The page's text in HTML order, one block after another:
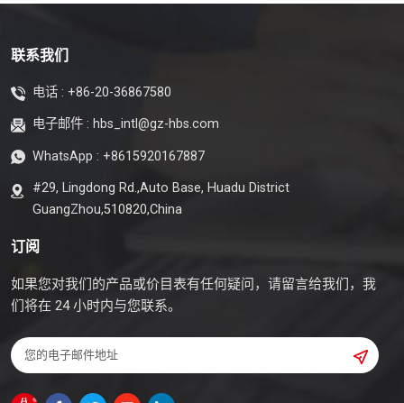
联系我们
电话 : +86-20-36867580
电子邮件 : hbs_intl@gz-hbs.com
WhatsApp : +8615920167887
#29, Lingdong Rd.,Auto Base, Huadu District
GuangZhou,510820,China
订阅
如果您对我们的产品或价目表有任何疑问，请留言给我们，我
们将在 24 小时内与您联系。